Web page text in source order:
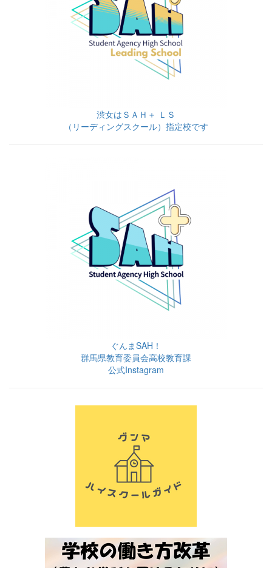
渋女はＳＡＨ＋ ＬＳ
（リーディングスクール）指定校です
ぐんまSAH！
群馬県教育委員会高校教育課
公式Instagram